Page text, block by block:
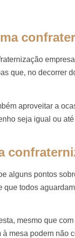
que, no decorrer
aproveitar a
seja igual ou
alguns pontos
que todos
mesmo que
mesa podem não